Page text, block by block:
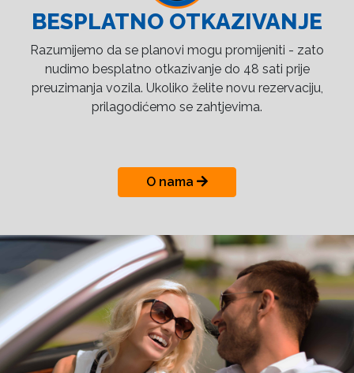
BESPLATNO OTKAZIVANJE
Razumijemo da se planovi mogu promijeniti - zato
nudimo besplatno otkazivanje do 48 sati prije
preuzimanja vozila. Ukoliko želite novu rezervaciju,
prilagodićemo se zahtjevima.
O nama